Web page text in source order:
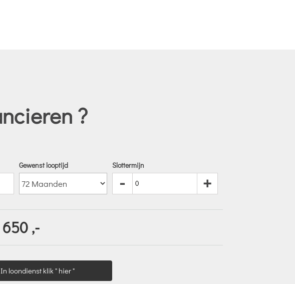
?
Gewenst looptijd Slottermijn
- +
650 ,-
In loondienst klik " hier "